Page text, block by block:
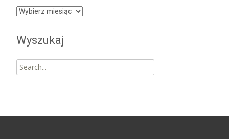
Archiwa
Wyszukaj
Search
for: